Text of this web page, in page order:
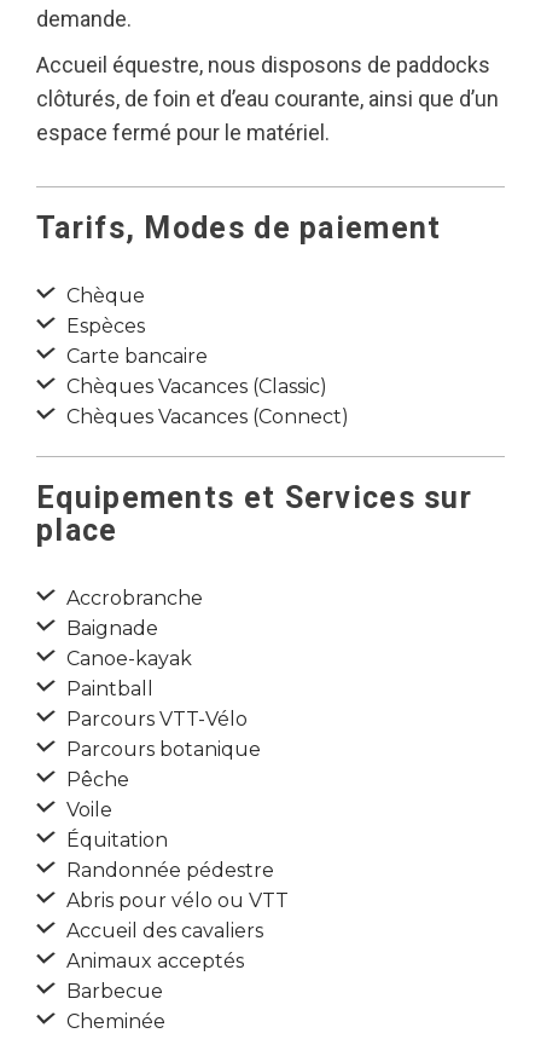
demande.
Accueil équestre, nous disposons de paddocks
clôturés, de foin et d’eau courante, ainsi que d’un
espace fermé pour le matériel.
Tarifs, Modes de paiement
Chèque
Espèces
Carte bancaire
Chèques Vacances (Classic)
Chèques Vacances (Connect)
Equipements et Services sur
place
Accrobranche
Baignade
Canoe-kayak
Paintball
Parcours VTT-Vélo
Parcours botanique
Pêche
Voile
Équitation
Randonnée pédestre
Abris pour vélo ou VTT
Accueil des cavaliers
Animaux acceptés
Barbecue
Cheminée